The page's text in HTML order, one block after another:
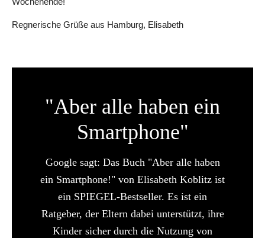
Regnerische Grüße aus Hamburg, Elisabeth
"Aber alle haben ein
Smartphone"
Google sagt: Das Buch "Aber alle haben
ein Smartphone!" von Elisabeth Koblitz ist
ein SPIEGEL-Bestseller. Es ist ein
Ratgeber, der Eltern dabei unterstützt, ihre
Kinder sicher durch die Nutzung von